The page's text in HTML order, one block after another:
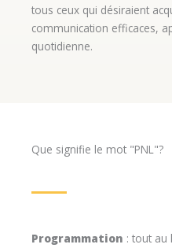
tous ceux qui désiraient
communication efficaces,
quotidienne.
Que signifie le mot "PNL"?
Programmation : tout au